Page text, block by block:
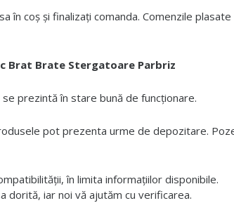
în coș și finalizați comanda. Comenzile
Brat Brate Stergatoare Parbriz
prezintă în stare bună de funcționare.
pot prezenta urme de depozitare.
în limita informațiilor disponibile.
dorită, iar noi vă ajutăm cu verificarea.